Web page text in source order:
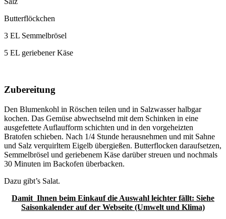
Butterflöckchen
3 EL Semmelbrösel
5 EL geriebener Käse
Zubereitung
Den Blumenkohl in Röschen teilen und in Salzwasser halbgar
kochen. Das Gemüse abwechselnd mit dem Schinken in eine
ausgefettete Auflaufform schichten und in den vorgeheizten
Bratofen schieben. Nach 1/4 Stunde herausnehmen und mit Sahne
und Salz verquirltem Eigelb übergießen. Butterflocken daraufsetzen,
Semmelbrösel und geriebenem Käse darüber streuen und nochmals
30 Minuten im Backofen überbacken.
Dazu gibt’s Salat.
Damit Ihnen beim Einkauf die Auswahl leichter fällt: Siehe
Saisonkalender auf der Webseite (Umwelt und Klima)